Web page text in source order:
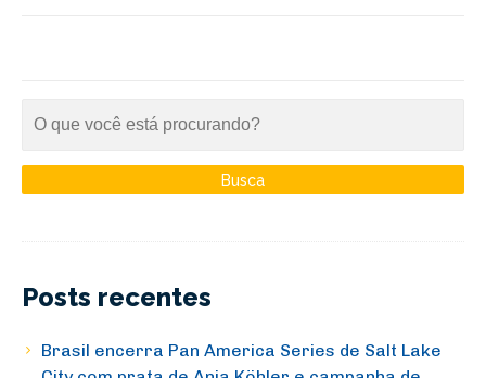
Posts recentes
Brasil encerra Pan America Series de Salt Lake